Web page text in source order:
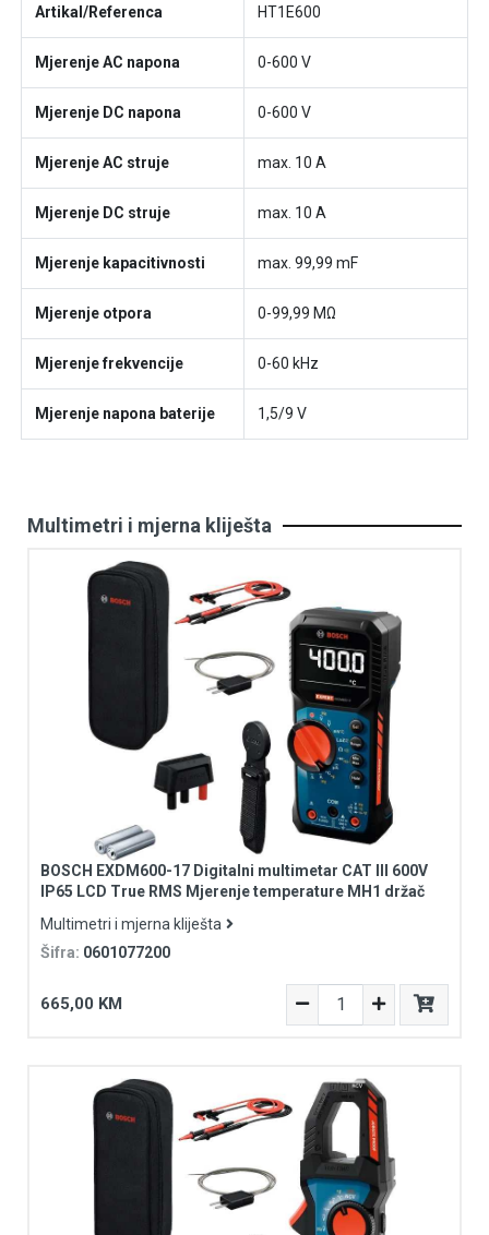
Artikal/Referenca HT1E600
Mjerenje AC napona 0-600 V
Mjerenje DC napona 0-600 V
Mjerenje AC struje max. 10 A
Mjerenje DC struje max. 10 A
Mjerenje kapacitivnosti max. 99,99 mF
Mjerenje otpora 0-99,99 MΩ
Mjerenje frekvencije 0-60 kHz
Mjerenje napona baterije 1,5/9 V
Multimetri i mjerna kliješta
BOSCH EXDM600-17 Digitalni multimetar CAT III 600V
IP65 LCD True RMS Mjerenje temperature MH1 držač
Multimetri i mjerna kliješta
Šifra: 0601077200
665,00 KM